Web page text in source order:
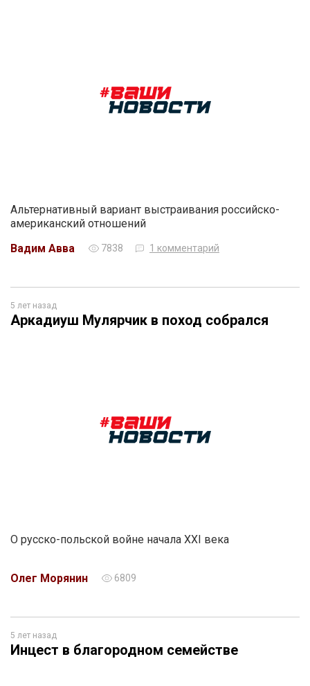
Альтернативный вариант выстраивания российско-
американский отношений
Вадим Авва
7838 1 комментарий
5 лет назад
Аркадиуш Мулярчик в поход собрался
О русско-польской войне начала XXI века
Олег Морянин 6809
5 лет назад
Инцест в благородном семействе